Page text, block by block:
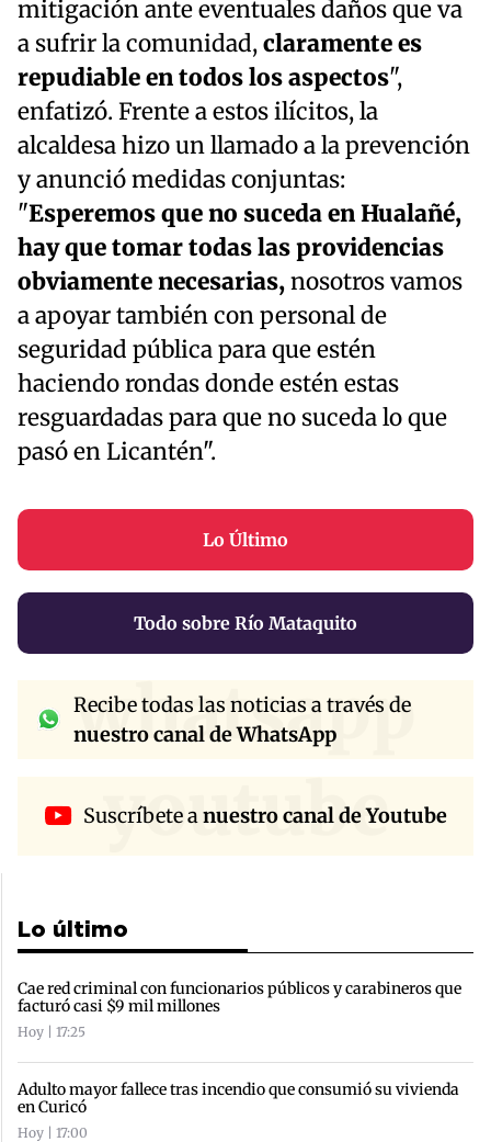
mitigación ante eventuales daños que va
a sufrir la comunidad,claramente es
repudiable en todos los aspectos",
enfatizó. Frente a estos ilícitos, la
alcaldesa hizo un llamado a la prevención
y anunció medidas conjuntas:
"Esperemos que no suceda en Hualañé,
hay que tomar todas las providencias
obviamente necesarias,nosotros vamos
a apoyar también con personal de
seguridad pública para que estén
haciendo rondas donde estén estas
resguardadas para que no suceda lo que
pasó en Licantén".
Lo Último
Todo sobre Río Mataquito
whatsapp
Recibe todas las noticias a través de
nuestro canal de WhatsApp
youtube
Suscríbete anuestro canal de Youtube
Lo último
Cae red criminal con funcionarios públicos y carabineros que
facturó casi $9 mil millones
Hoy | 17:25
Adulto mayor fallece tras incendio que consumió su vivienda
en Curicó
Hoy | 17:00